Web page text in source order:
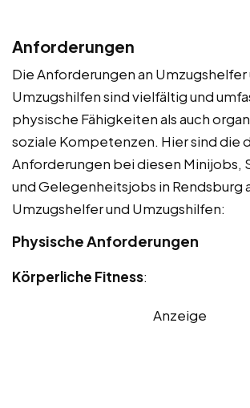
Anforderungen
Die Anforderungen an Umzugshelfer
Umzugshilfen sind vielfältig und
physische Fähigkeiten als auch
soziale Kompetenzen. Hier sind die
Anforderungen bei diesen Minijobs,
und Gelegenheitsjobs in Rendsburg
Umzugshelfer und Umzugshilfen:
Physische Anforderungen
Körperliche Fitness:
Anzeige